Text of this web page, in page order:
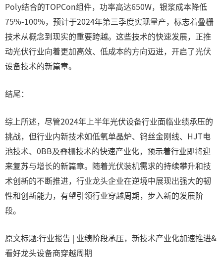
Poly结合的TOPCon组件，功率高达650W，银浆成本降低
75%-100%，预计于2024年第三季度实现量产，标志着叠栅
技术从概念到现实的重要跨越。这些技术的快速发展，正推
动光伏行业向着更加高效、低成本的方向迈进，开启了光伏
设备技术的新篇章。
结尾：
综上所述，尽管2024年上半年光伏设备行业面临业绩承压的
挑战，但行业内新技术如低氧单晶炉、钨丝金刚线、HJT电
池技术、0BB及叠栅技术的快速产业化，预示着行业即将迎
来复苏与增长的新篇章。随着光伏装机需求的持续攀升和技
术创新的不断推进，行业龙头企业在逆境中展现出强大的韧
性和创新能力，有望引领行业穿越周期，步入新的发展阶
段。
原文标题:行业报告 | 业绩阶段承压，新技术产业化加速推进&
看好龙头设备商穿越周期